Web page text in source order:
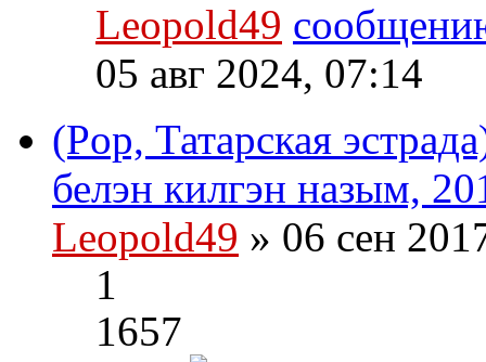
Leopold49
05 авг 2024, 07:14
(Pop, Татарская
белэн килгэн назым,
Leopold49 » 06 сен
1
1657